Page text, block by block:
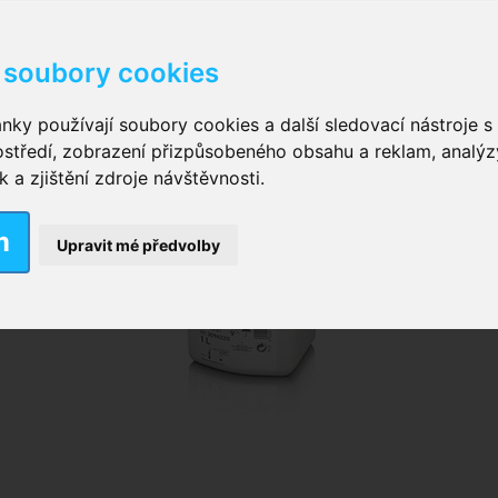
cookies
používají soubory cookies a další sledovací nástroje s
zobrazení přizpůsobeného obsahu a reklam,
a zjištění zdroje návštěvnosti.
Upravit mé předvolby
kalhotky zalepovací ,Inkontinenční kalhotky
vložky pro muže
plavky,Dámské inkontinenční plavky